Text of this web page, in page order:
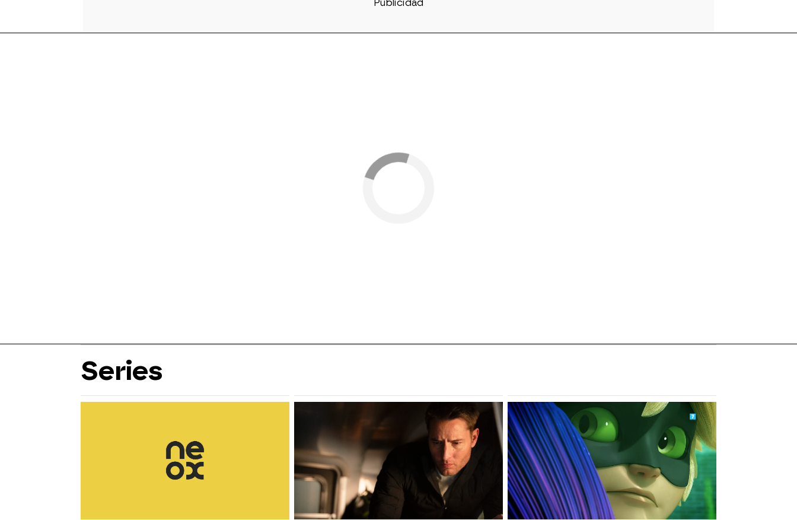
Series